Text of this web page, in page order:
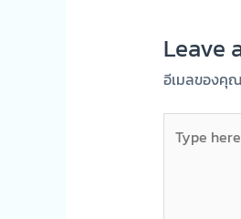
Leave
อีเมลของคุ
here..